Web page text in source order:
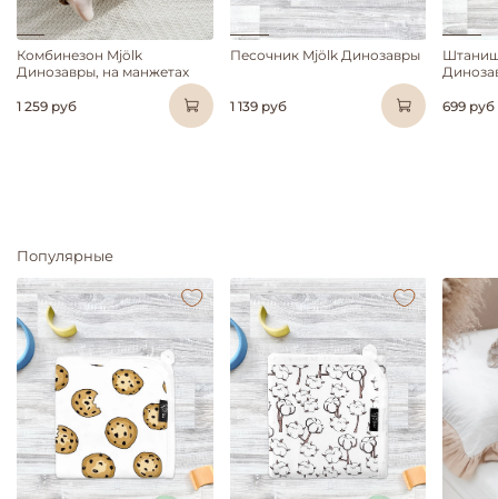
Комбинезон Mjölk
Динозавры, на манжетах
1 259 руб
Песочник Mjölk Динозавры
1 139 руб 699 руб
Популярные